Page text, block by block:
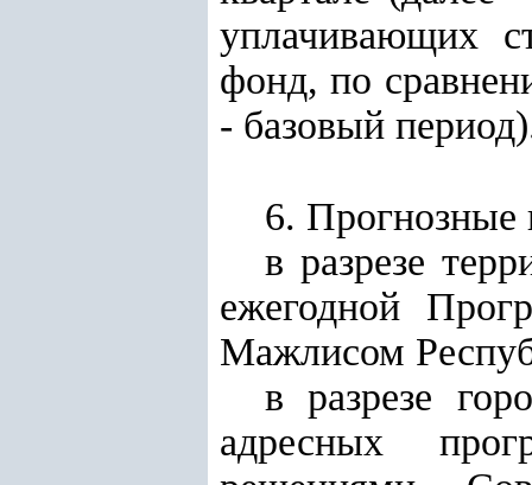
уплачивающих
фонд, по
- базовый
6. Прогнозные
в разрезе
ежегодной
Мажлисом
в разрезе
адресных